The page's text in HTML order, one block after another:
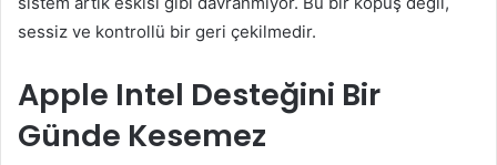
sessiz ve kontrollü bir geri çekilmedir.
Apple Intel Desteğini Bir
Günde Kesemez